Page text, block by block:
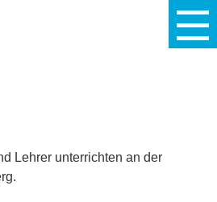
Lehrer unterrichten an der